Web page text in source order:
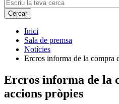
Inici
Sala de premsa
Notícies
Ercros informa de la compra
Ercros informa de la
accions pròpies